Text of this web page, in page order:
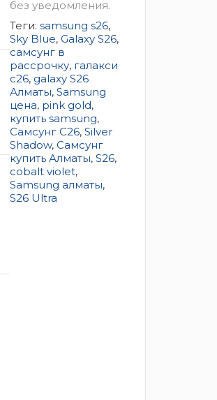
без уведомления.
Теги: samsung s26,
Sky Blue, Galaxy S26,
самсунг в
рассрочку, галакси
c26, galaxy S26
Алматы, Samsung
цена, pink gold,
купить samsung,
Самсунг C26, Silver
Shadow, Самсунг
купить Алматы, S26,
cobalt violet,
Samsung алматы,
S26 Ultra